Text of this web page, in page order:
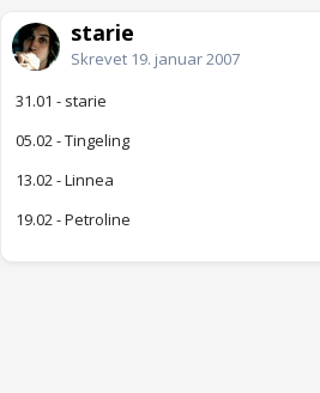
starie
Skrevet 19. januar 2007
31.01 - starie
05.02 - Tingeling
13.02 - Linnea
19.02 - Petroline